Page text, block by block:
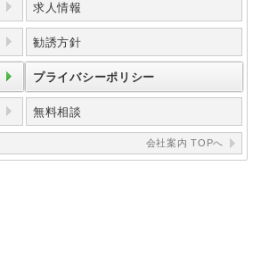
求人情報
勧誘方針
プライバシーポリシー
無料相談
会社案内 TOPへ